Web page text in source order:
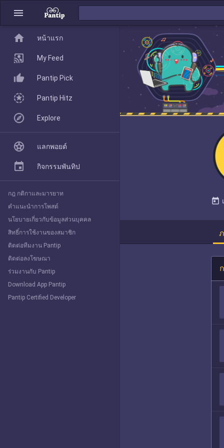
menu
today
home
Pantip Pick
Explore
home หน้าแรก
My Feed
Pantip Pick
Pantip Hitz
Explore
แลกพอยต์
กิจกรรมพันทิป
กฎ กติกาและมารยาท
คำแนะนำการโพสต์
นโยบายเกี่ยวกับข้อมูลส่วนบุคคล
สิทธิ์การใช้งานของสมาชิก
ติดต่อทีมงาน Pantip
ติดต่อลงโฆษณา
ร่วมงานกับ Pantip
Download App Pantip
Pantip Certified Developer